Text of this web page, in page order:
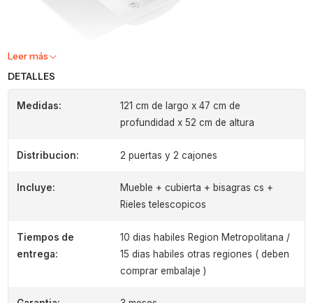
Leer más
DETALLES
Medidas:
121 cm de largo x 47 cm de
profundidad x 52 cm de altura
Distribucion: 2 puertas y 2 cajones
Incluye:
Mueble + cubierta + bisagras cs +
Rieles telescopicos
Tiempos de
entrega:
10 dias habiles Region Metropolitana /
15 dias habiles otras regiones ( deben
comprar embalaje )